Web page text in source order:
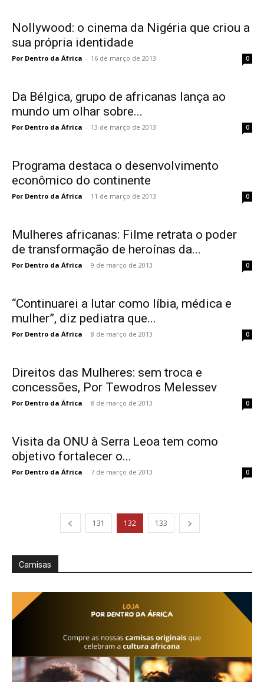
Nollywood: o cinema da Nigéria que criou a
sua própria identidade
Por Dentro da África - 16 de março de 2013 0
Da Bélgica, grupo de africanas lança ao
mundo um olhar sobre...
Por Dentro da África - 13 de março de 2013 0
Programa destaca o desenvolvimento
econômico do continente
Por Dentro da África - 11 de março de 2013 0
Mulheres africanas: Filme retrata o poder
de transformação de heroínas da...
Por Dentro da África - 9 de março de 2013 0
“Continuarei a lutar como líbia, médica e
mulher”, diz pediatra que...
Por Dentro da África - 8 de março de 2013 0
Direitos das Mulheres: sem troca e
concessões, Por Tewodros Melessev
Por Dentro da África - 8 de março de 2013 0
Visita da ONU à Serra Leoa tem como
objetivo fortalecer o...
Por Dentro da África - 7 de março de 2013 0
131 132 133
Camisas